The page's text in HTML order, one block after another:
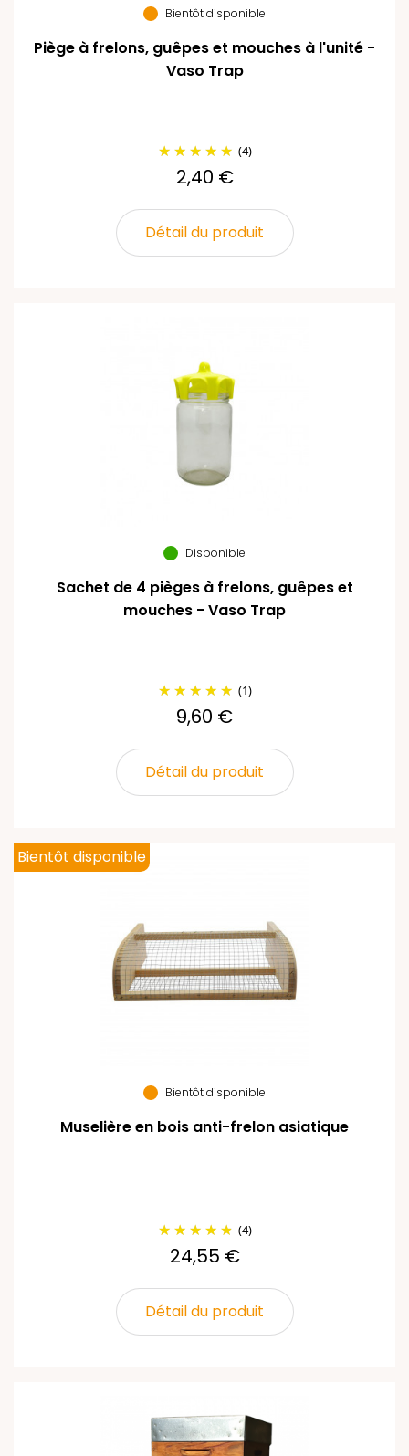
Bientôt disponible
Piège à frelons, guêpes et mouches à l'unité -
Vaso Trap
(4)
2,40 €
Détail du produit
Disponible
Sachet de 4 pièges à frelons, guêpes et
mouches - Vaso Trap
(1)
9,60 €
Détail du produit
Bientôt disponible
Muselière en bois anti-frelon asiatique
(4)
24,55 €
Détail du produit
Bientôt disponible